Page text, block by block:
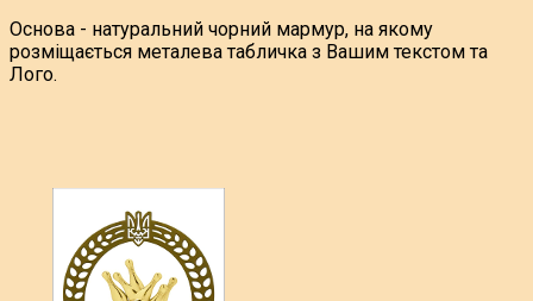
Основа - натуральний чорний мармур, на якому
розміщається металева табличка з Вашим текстом та
Лого.